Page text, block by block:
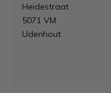
Heidestraat
5071 VM
Udenhout